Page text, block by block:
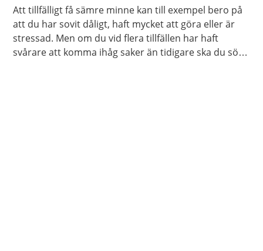
Att tillfälligt få sämre minne kan till exempel bero på
att du har sovit dåligt, haft mycket att göra eller är
stressad. Men om du vid flera tillfällen har haft
svårare att komma ihåg saker än tidigare ska du söka